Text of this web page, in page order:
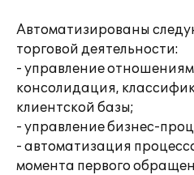
Автоматизированы
торговой деятельности:
- управление
консолидация,
клиентской базы;
- управление бизнес-
- автоматизация
момента первого